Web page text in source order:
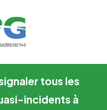
tous les
incidents à